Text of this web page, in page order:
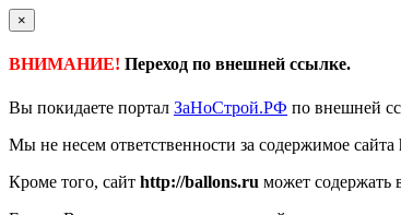
×
ВНИМАНИЕ! Переход по внешней ссылке.
Вы покидаете портал ЗаНоСтрой.РФ по внешней
Мы не несем ответственности за содержимое сайта
Кроме того, сайт http://ballons.ru может содержать